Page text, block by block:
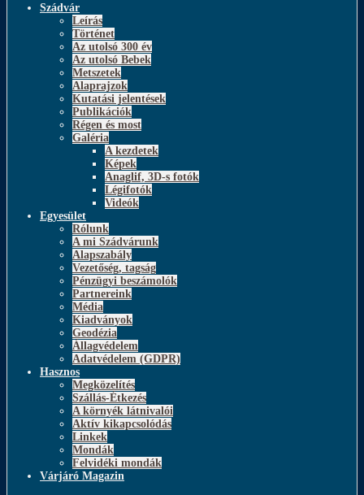
Szádvár
Leírás
Történet
Az utolsó 300 év
Az utolsó Bebek
Metszetek
Alaprajzok
Kutatási jelentések
Publikációk
Régen és most
Galéria
A kezdetek
Képek
Anaglif, 3D-s fotók
Légifotók
Videók
Egyesület
Rólunk
A mi Szádvárunk
Alapszabály
Vezetőség, tagság
Pénzügyi beszámolók
Partnereink
Média
Kiadványok
Geodézia
Állagvédelem
Adatvédelem (GDPR)
Hasznos
Megközelítés
Szállás-Étkezés
A környék látnivalói
Aktív kikapcsolódás
Linkek
Mondák
Felvidéki mondák
Várjáró Magazin